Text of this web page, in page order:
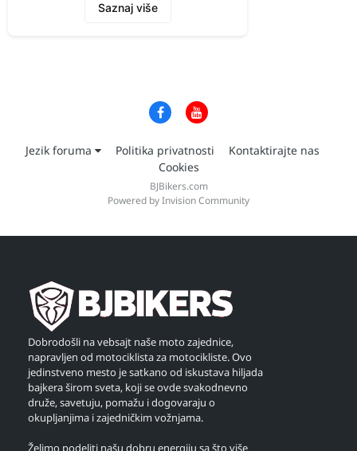
Saznaj više
Jezik foruma Politika privatnosti
Kontaktirajte nas
Cookies
BJBikers.com
Powered by Invision Community
Dobrodošli na vebsajt naše moto zajednice,
napravljen od motociklista za motocikliste. Ovo
jedinstveno mesto je satkano od iskustava hiljada
bajkera širom sveta, koji se ovde svakodnevno
druže, savetuju, pomažu i dogovaraju o
okupljanjima i zajedničkim vožnjama.
Želimo podeliti našu dobru energiju sa što više